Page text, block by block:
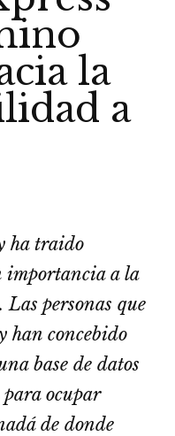
la
a
ha traido
importancia a la
personas que
han concebido
base de datos
ocupar
de donde